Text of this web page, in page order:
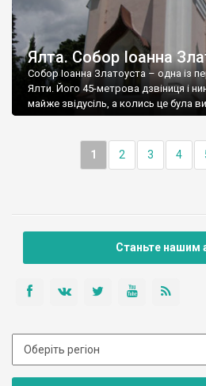
Ялта. Собор Іоанна
Собор Іоанна Златоуста – одна із
Ялти. Його 45-метрова дзвіниця і
майже звідусіль, а колись це була
1 2 3 4
Станьте нашим